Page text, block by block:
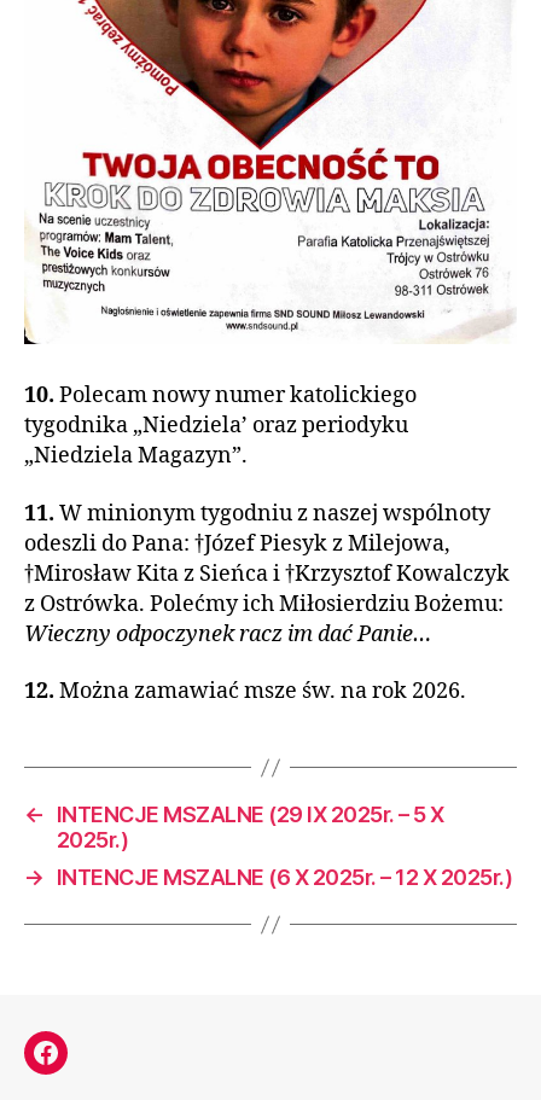
10. Polecam nowy numer katolickiego
tygodnika „Niedziela’ oraz periodyku
„Niedziela Magazyn”.
11. W minionym tygodniu z naszej wspólnoty
odeszli do Pana: †Józef Piesyk z Milejowa,
†Mirosław Kita z Sieńca i †Krzysztof Kowalczyk
z Ostrówka. Polećmy ich Miłosierdziu Bożemu:
Wieczny odpoczynek racz im dać Panie…
12. Można zamawiać msze św. na rok 2026.
←
INTENCJE MSZALNE (29 IX 2025r. – 5 X
2025r.)
→
INTENCJE MSZALNE (6 X 2025r. – 12 X 2025r.)
Facebook